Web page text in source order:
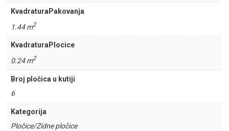
KvadraturaPakovanja
1.44 m2
KvadraturaPlocice
0.24 m2
Broj pločica u kutiji
6
Kategorija
Pločice/Zidne pločice